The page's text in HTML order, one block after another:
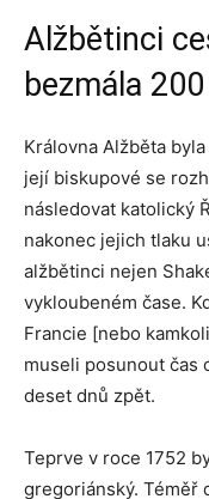
Alžbětinci
bezmála
Královna Alžběta
její biskupové se
následovat katolický
nakonec jejich tlaku
alžbětinci nejen
vykloubeném čase.
Francie [nebo
museli posunout čas
deset dnů zpět.
Teprve v roce 1752
gregoriánský. Téměř